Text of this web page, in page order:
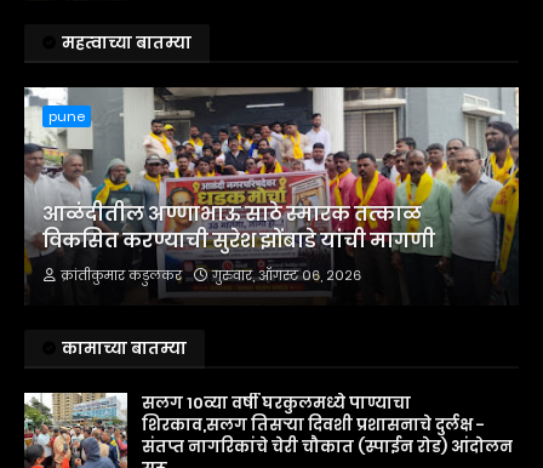
महत्वाच्या बातम्या
pune
आळंदीतील अण्णाभाऊ साठे स्मारक तत्काळ
विकसित करण्याची सुरेश झोंबाडे यांची मागणी
क्रांतीकुमार कडुलकर गुरुवार, ऑगस्ट ०६, २०२६
कामाच्या बातम्या
सलग 10व्या वर्षी घरकुलमध्ये पाण्याचा
शिरकाव,सलग तिसऱ्या दिवशी प्रशासनाचे दुर्लक्ष -
संतप्त नागरिकांचे चेरी चौकात (स्पाईन रोड) आंदोलन